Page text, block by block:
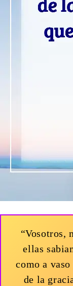
“Vosotros,
ellas
como a
de la